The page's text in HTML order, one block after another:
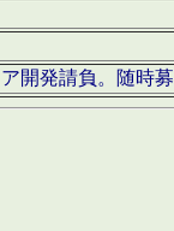
開発請負。随時